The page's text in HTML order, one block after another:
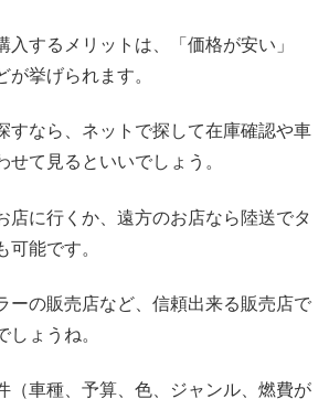
入するメリットは、「価格が安い」
が挙げられます。
すなら、ネットで探して在庫確認や車
せて見るといいでしょう。
店に行くか、遠方のお店なら陸送でタ
可能です。
ーの販売店など、信頼出来る販売店で
しょうね。
（車種、予算、色、ジャンル、燃費が